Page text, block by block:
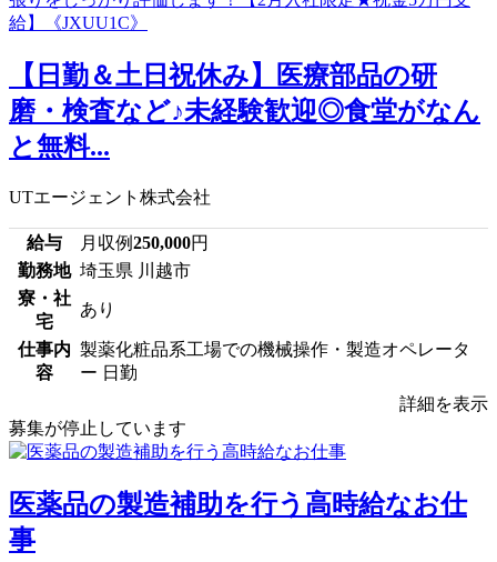
【日勤＆土日祝休み】医療部品の研
磨・検査など♪未経験歓迎◎食堂がなん
と無料...
UTエージェント株式会社
給与 月収例250,000円
勤務地 埼玉県 川越市
寮・社
宅
あり
仕事内
容
製薬化粧品系工場での機械操作・製造オペレータ
ー 日勤
詳細を表示
募集が停止しています
医薬品の製造補助を行う高時給なお仕
事